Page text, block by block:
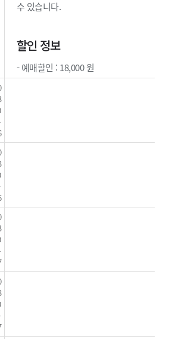
수 있습니다.​
할인 정보
- 예매할인 : 18,000 원